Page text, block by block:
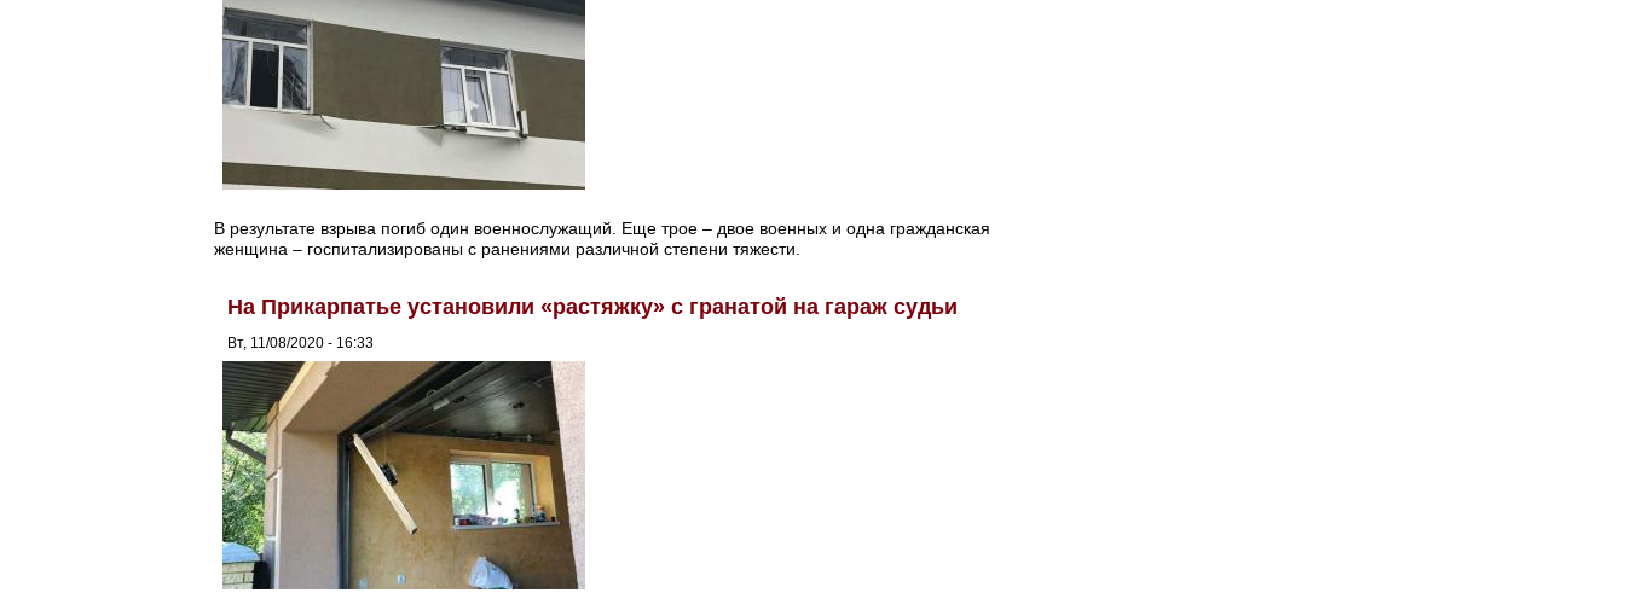
В результате взрыва погиб один военнослужащий. Еще трое – двое военных и одна гражданская
женщина – госпитализированы с ранениями различной степени тяжести.
На Прикарпатье установили «растяжку» с гранатой на гараж судьи
Вт, 11/08/2020 - 16:33